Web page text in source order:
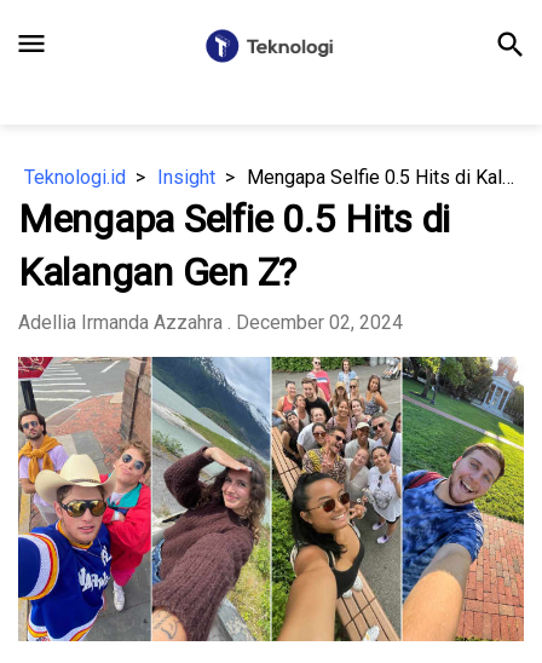
menu search
Teknologi.id Insight Mengapa Selfie 0.5 Hits di Kalangan Gen Z?
Mengapa Selfie 0.5 Hits di
Kalangan Gen Z?
Adellia Irmanda Azzahra . December 02, 2024